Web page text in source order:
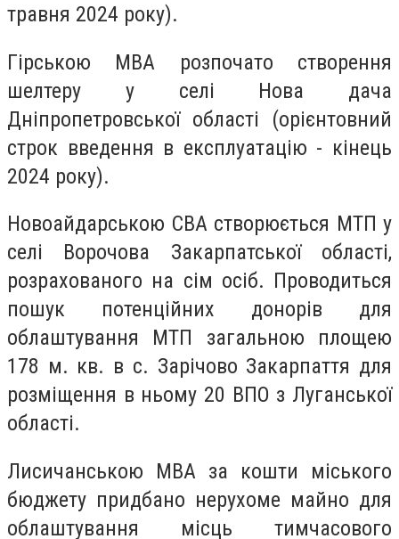
травня 2024 року).
Гірською МВА розпочато створення
шелтеру у селі Нова дача
Дніпропетровської області (орієнтовний
строк введення в експлуатацію - кінець
2024 року).
Новоайдарською СВА створюється МТП у
селі Ворочова Закарпатської області,
розрахованого на сім осіб. Проводиться
пошук потенційних донорів для
облаштування МТП загальною площею
178 м. кв. в с. Зарічово Закарпаття для
розміщення в ньому 20 ВПО з Луганської
області.
Лисичанською МВА за кошти міського
бюджету придбано нерухоме майно для
облаштування місць тимчасового